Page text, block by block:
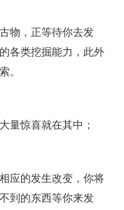
物，正等待你去发
各类挖掘能力，此外
。
量惊喜就在其中；
应的发生改变，你将
到的东西等你来发